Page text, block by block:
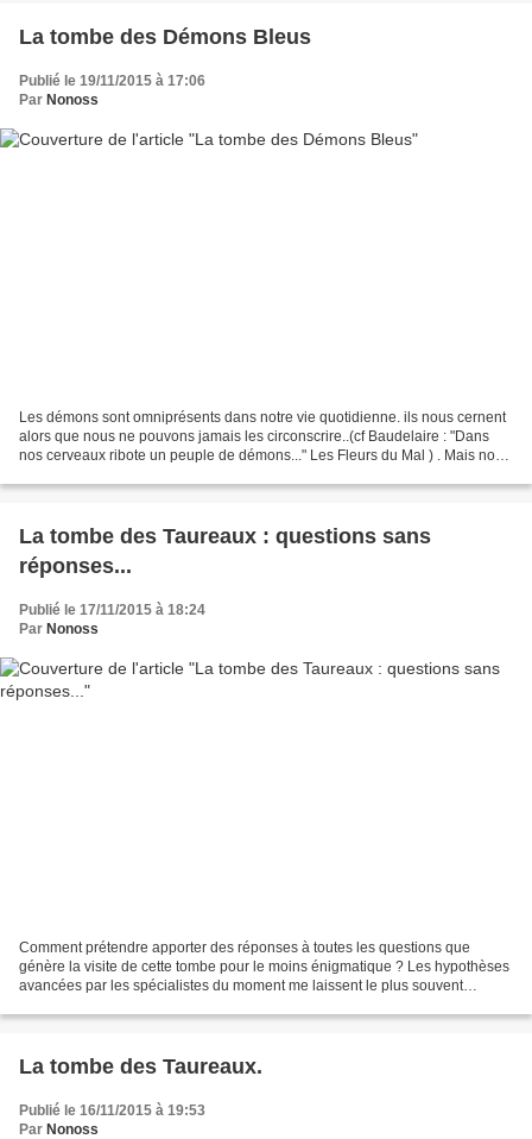
La tombe des Démons Bleus
Publié le 19/11/2015 à 17:06
Par Nonoss
Les démons sont omniprésents dans notre vie quotidienne. ils nous cernent
alors que nous ne pouvons jamais les circonscrire..(cf Baudelaire : "Dans
nos cerveaux ribote un peuple de démons..." Les Fleurs du Mal ) . Mais nous
La tombe des Taureaux : questions sans
réponses...
Publié le 17/11/2015 à 18:24
Par Nonoss
Comment prétendre apporter des réponses à toutes les questions que
génère la visite de cette tombe pour le moins énigmatique ? Les hypothèses
avancées par les spécialistes du moment me laissent le plus souvent
La tombe des Taureaux.
Publié le 16/11/2015 à 19:53
Par Nonoss